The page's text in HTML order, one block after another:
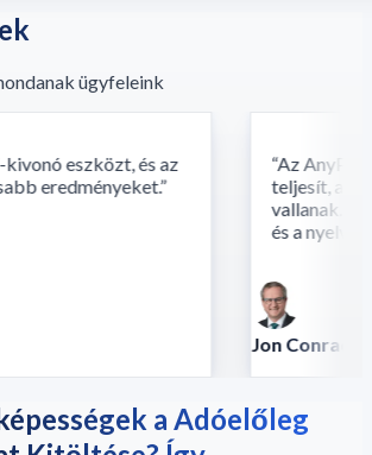
ügyfeleink
eszközt, és az
eredményeket.”
Az
teljesít, ahol
vallanak. A
és a nyelv
Jon Conradt
a Adóelőleg